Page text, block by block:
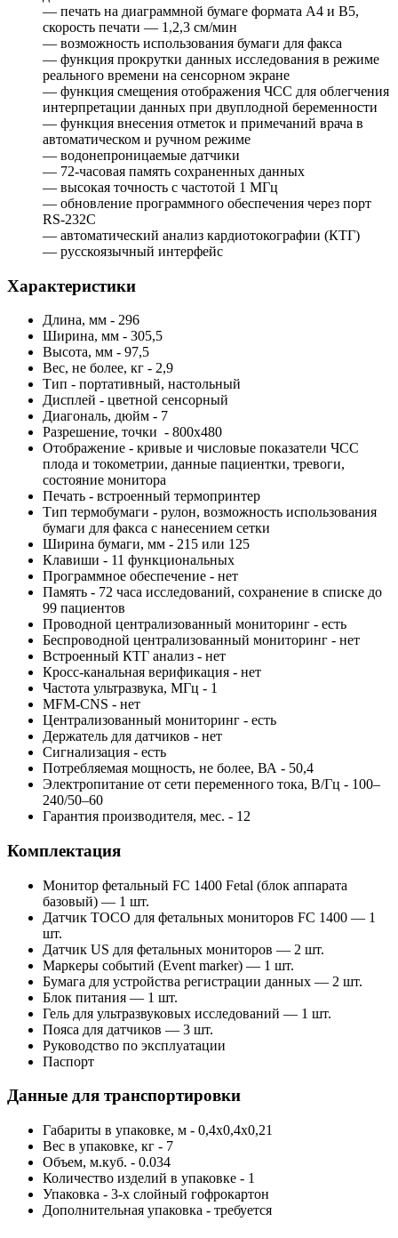
— печать на диаграммной бумаге формата A4 и В5,
скорость печати — 1,2,3 см/мин
— возможность использования бумаги для факса
— функция прокрутки данных исследования в режиме
реального времени на сенсорном экране
— функция смещения отображения ЧСС для облегчения
интерпретации данных при двуплодной беременности
— функция внесения отметок и примечаний врача в
автоматическом и ручном режиме
— водонепроницаемые датчики
— 72-часовая память сохраненных данных
— высокая точность с частотой 1 МГц
— обновление программного обеспечения через порт
RS-232C
— автоматический анализ кардиотокографии (КТГ)
— русскоязычный интерфейс
Характеристики
Длина, мм - 296
Ширина, мм - 305,5
Высота, мм - 97,5
Вес, не более, кг - 2,9
Тип - портативный, настольный
Дисплей - цветной сенсорный
Диагональ, дюйм - 7
Разрешение, точки - 800х480
Отображение - кривые и числовые показатели ЧСС
плода и токометрии, данные пациентки, тревоги,
состояние монитора
Печать - встроенный термопринтер
Тип термобумаги - рулон, возможность использования
бумаги для факса с нанесением сетки
Ширина бумаги, мм - 215 или 125
Клавиши - 11 функциональных
Программное обеспечение - нет
Память - 72 часа исследований, сохранение в списке до
99 пациентов
Проводной централизованный мониторинг - есть
Беспроводной централизованный мониторинг - нет
Встроенный КТГ анализ - нет
Кросс-канальная верификация - нет
Частота ультразвука, МГц - 1
MFM-CNS - нет
Централизованный мониторинг - есть
Держатель для датчиков - нет
Сигнализация - есть
Потребляемая мощность, не более, ВА - 50,4
Электропитание от сети переменного тока, В/Гц - 100–
240/50–60
Гарантия производителя, мес. - 12
Комплектация
Монитор фетальный FС 1400 Fetal (блок аппарата
базовый) — 1 шт.
Датчик TOCO для фетальных мониторов FС 1400 — 1
шт.
Датчик US для фетальных мониторов — 2 шт.
Маркеры событий (Event marker) — 1 шт.
Бумага для устройства регистрации данных — 2 шт.
Блок питания — 1 шт.
Гель для ультразвуковых исследований — 1 шт.
Пояса для датчиков — 3 шт.
Руководство по эксплуатации
Паспорт
Данные для транспортировки
Габариты в упаковке, м - 0,4х0,4х0,21
Вес в упаковке, кг - 7
Объем, м.куб. - 0.034
Количество изделий в упаковке - 1
Упаковка - 3-х слойный гофрокартон
Дополнительная упаковка - требуется